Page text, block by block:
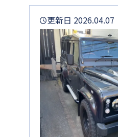
更新日 2026.04.07